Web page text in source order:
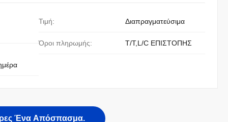
Τιμή: Διαπραγματεύσιμα
Όροι πληρωμής: T/T,L/C ΕΠΙΣΤΟΠΗΣ
Ένα Απόσπασμα.